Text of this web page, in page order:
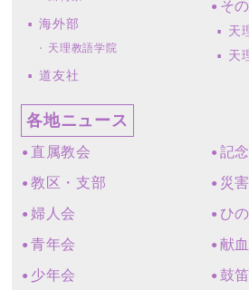
海外部
天理教語学院
道友社
そ
天
天
各地ニュース
直属教会
教区・支部
婦人会
青年会
少年会
記
災
ひ
献血
鼓笛